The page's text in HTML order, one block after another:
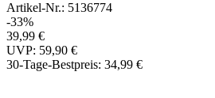
Artikel-Nr.: 5136774
-33%
39,99 €
UVP: 59,90 €
30-Tage-Bestpreis: 34,99 €